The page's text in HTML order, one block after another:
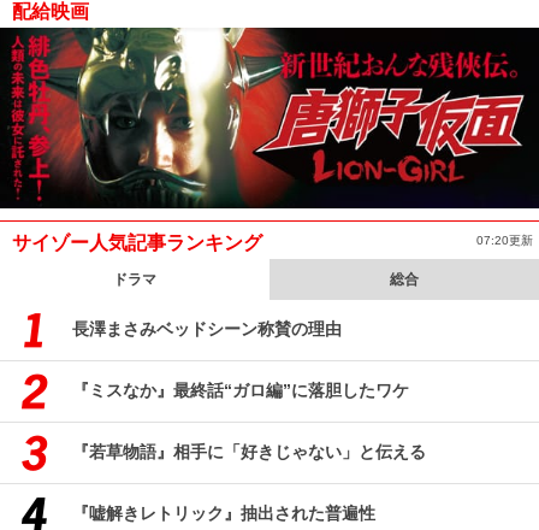
配給映画
サイゾー人気記事ランキング 07:20更新
ドラマ 総合
長澤まさみベッドシーン称賛の理由
『ミスなか』最終話“ガロ編”に落胆したワケ
『若草物語』相手に「好きじゃない」と伝える
『嘘解きレトリック』抽出された普遍性